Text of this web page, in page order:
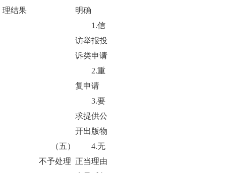
理结果
明确
（五）
不予处理
1.信
访举报投
诉类申请
2.重
复申请
3.要
求提供公
开出版物
4.无
正当理由